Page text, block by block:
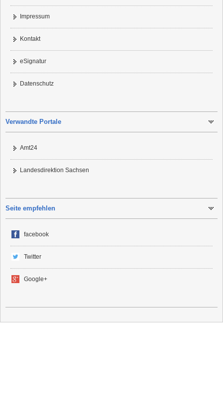
Impressum
Kontakt
eSignatur
Datenschutz
Verwandte Portale
Amt24
Landesdirektion Sachsen
Seite empfehlen
facebook
Twitter
Google+